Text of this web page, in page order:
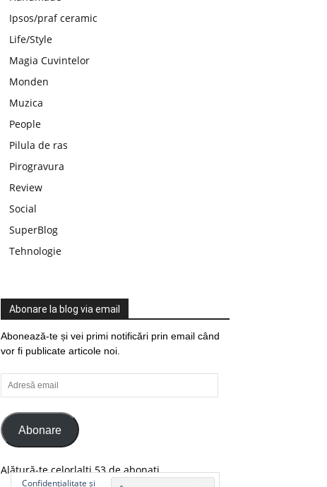
Ipsos/praf ceramic
Life/Style
Magia Cuvintelor
Monden
Muzica
People
Pilula de ras
Pirogravura
Review
Social
SuperBlog
Tehnologie
Abonare la blog via email
Abonează-te și vei primi notificări prin email când
vor fi publicate articole noi.
Adresă
email
Abonare
Alătură-te celorlalți 53 de abonați.
Confidențialitate și